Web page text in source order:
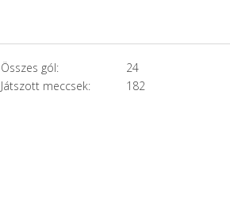
Összes gól:
24
Játszott meccsek:
182